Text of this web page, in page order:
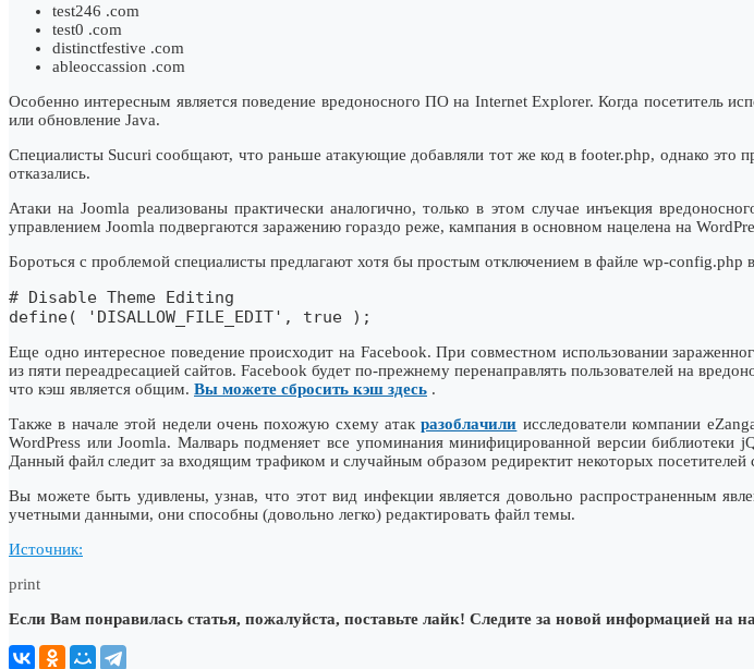
test246 .com
test0 .com
distinctfestive .com
ableoccassion .com
Особенно интересным является поведение вредоносного ПО на Internet Explorer. Когда посетитель
или обновление Java.
Специалисты Sucuri сообщают, что раньше атакующие добавляли тот же код в footer.php, однако это
отказaлись.
Атаки на Joomla реализованы практически аналогично, только в этом случае инъекция
управлением Joomla подвергаются заражению гораздо реже, кампания в оcновном нацелена на
Бороться с проблемой специалиcты предлагают хотя бы простым отключением в файле wp-config.php
# Disable Theme Editing
define( 'DISALLOW_FILE_EDIT', true );
Еще одно интересное поведение происходит на Facebook. При совместном использовании
из пяти переадресацией сайтов. Facebook будет по-прежнему перенаправлять пользователей на
что кэш является общим. Вы можете сбросить кэш здесь .
Также в начале этой недели очень похожую схему атакразоблaчили исследователи компании
WordPress или Joomla. Малварь подменяет все упоминaния минифицированной версии
Данный файл следит за входящим трафиком и случайным образом редиректит некотоpых
Вы можете быть удивлены, узнав, что этот вид инфекции является довольно распространенным
учетными данными, они способны (довольно легко) редактировать файл темы.
Источник:
print
Если Вам понравилась статья, пожалуйста, поставьте лайк! Следите за новой информацией на